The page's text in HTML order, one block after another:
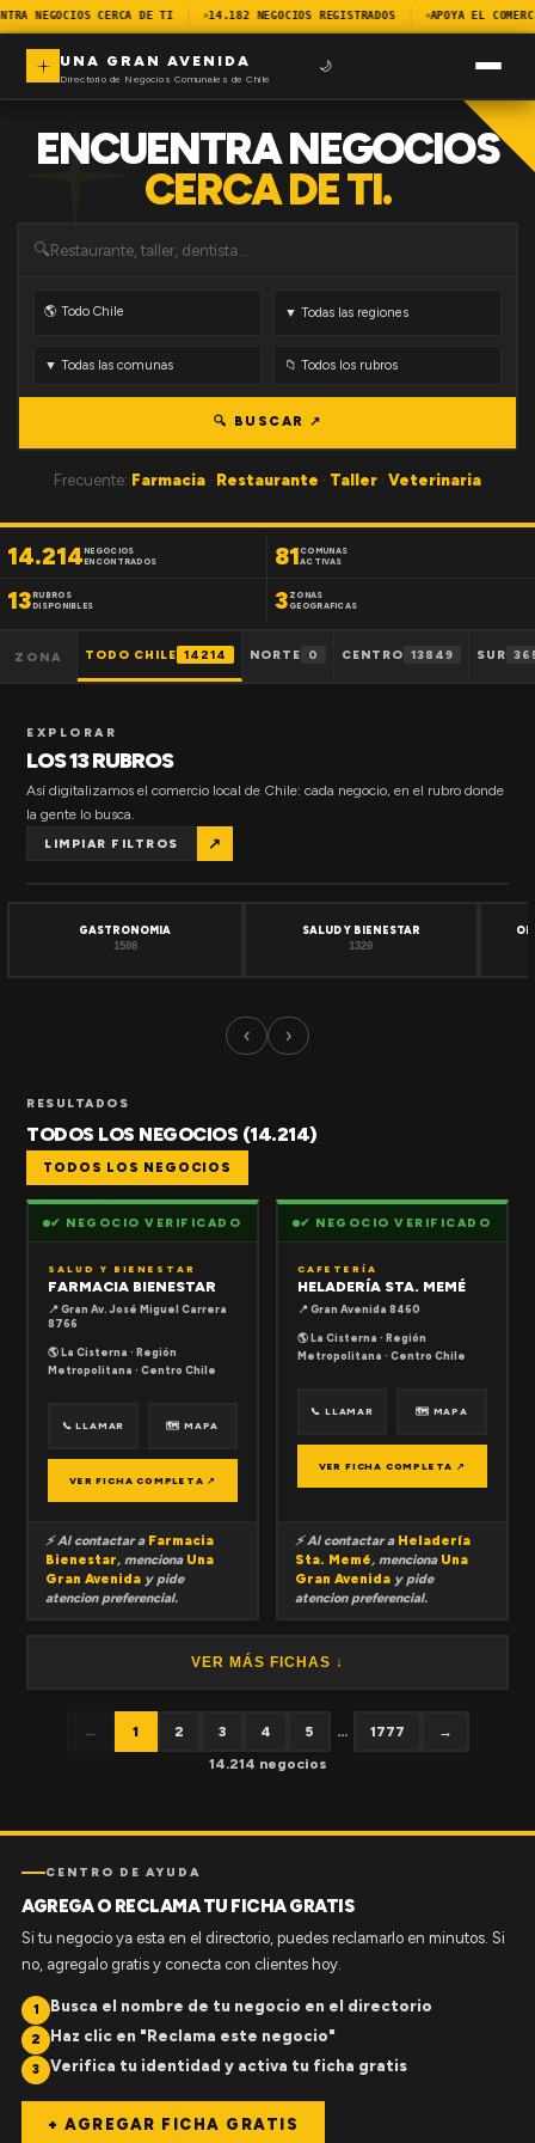
NEGOCIOS CERCA DE TI 14.182 NEGOCIOS REGISTRADOS APOYA EL
UNA GRAN AVENIDA
Directorio de Negocios Comunales de Chile
🌙
ENCUENTRA NEGOCIOS
CERCA DE TI.
🔍
🔍 BUSCAR ↗
Frecuente: Farmacia · Restaurante · Taller · Veterinaria
14.214NEGOCIOS
ENCONTRADOS
81 COMUNAS
ACTIVAS
13RUBROS
DISPONIBLES
3 ZONAS
GEOGRAFICAS
ZONA TODO CHILE 14214 NORTE 0 CENTRO 13849 SUR
EXPLORAR
LOS 13 RUBROS
Así digitalizamos el comercio local de Chile: cada negocio, en el rubro donde
la gente lo busca.
LIMPIAR FILTROS ↗
GASTRONOMIA
1508
SALUD Y BIENESTAR
1320
‹ ›
RESULTADOS
TODOS LOS NEGOCIOS (14.214)
TODOS LOS NEGOCIOS
✔ NEGOCIO VERIFICADO
SALUD Y BIENESTAR
FARMACIA BIENESTAR
📍 Gran Av. José Miguel Carrera
8766
🌎 La Cisterna · Región
Metropolitana · Centro Chile
📞 LLAMAR 🗺 MAPA
VER FICHA COMPLETA ↗
⚡ Al contactar a Farmacia
Bienestar, menciona Una
Gran Avenida y pide
atencion preferencial.
✔ NEGOCIO VERIFICADO
CAFETERÍA
HELADERÍA STA. MEMÉ
📍 Gran Avenida 8460
🌎 La Cisterna · Región
Metropolitana · Centro Chile
📞 LLAMAR 🗺 MAPA
VER FICHA COMPLETA ↗
⚡ Al contactar a Heladería
Sta. Memé, menciona Una
Gran Avenida y pide
atencion preferencial.
VER MÁS FICHAS ↓
← 1 2 3 4 5 ... 1777
→
14.214 negocios
CENTRO DE AYUDA
AGREGA O RECLAMA TU FICHA GRATIS
Si tu negocio ya esta en el directorio, puedes reclamarlo en minutos. Si
no, agregalo gratis y conecta con clientes hoy.
1 Busca el nombre de tu negocio en el directorio
2 Haz clic en "Reclama este negocio"
3 Verifica tu identidad y activa tu ficha gratis
+ AGREGAR FICHA GRATIS